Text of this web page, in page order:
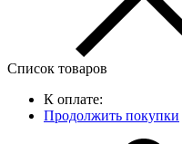
Список товаров
К оплате:
Продолжить покупки